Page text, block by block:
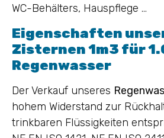
WC-Behälters, Hauspflege …
Eigenschaften
Zisternen 1m3 für
Regenwasser
Der Verkauf unseres
hohem Widerstand zur
trinkbaren Flüssigkeiten